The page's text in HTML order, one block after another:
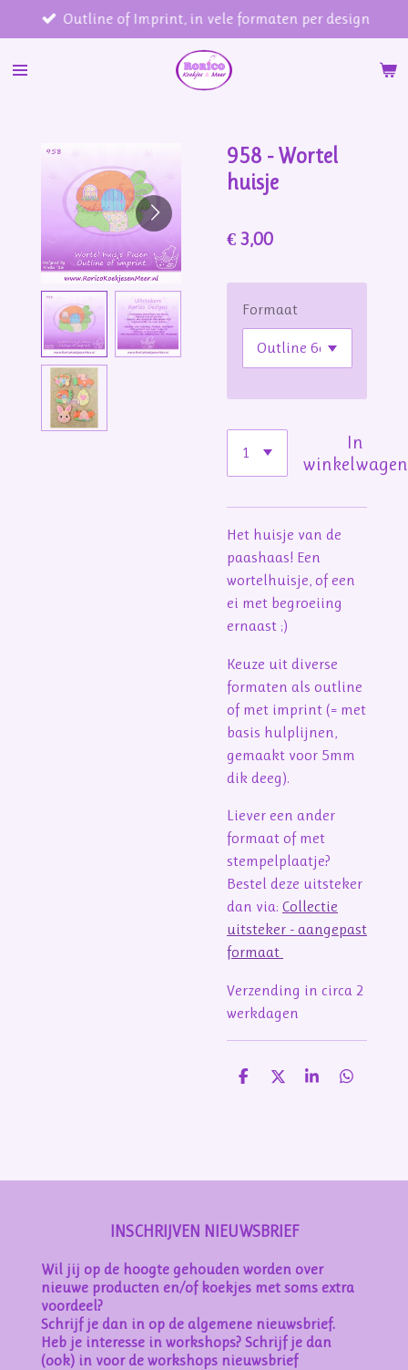
direct
naar
Outline of Imprint, in vele formaten per design
958 - Wortel
huisje
€ 3,00
Formaat
In
winkelwagen
Het huisje van de
paashaas! Een
wortelhuisje, of een
ei met begroeiing
ernaast ;)
Keuze uit diverse
formaten als outline
of met imprint (= met
basis hulplijnen,
gemaakt voor 5mm
dik deeg).
Liever een ander
formaat of met
stempelplaatje?
Bestel deze uitsteker
dan via: Collectie
uitsteker - aangepast
formaat
Verzending in circa 2
werkdagen
D
D
S
D
INSCHRIJVEN NIEUWSBRIEF
Wil jij op de hoogte gehouden worden over
nieuwe producten en/of koekjes met soms extra
voordeel?
Schrijf je dan in op de algemene nieuwsbrief.
Heb je interesse in workshops? Schrijf je dan
(ook) in voor de workshops nieuwsbrief